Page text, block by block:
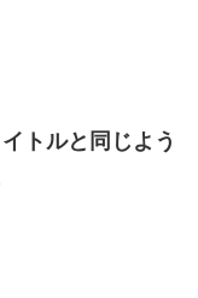
トルと同じよう